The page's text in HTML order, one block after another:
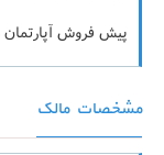
پیش فروش آپارتمان
مشخصات مالک